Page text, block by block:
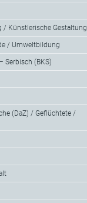
/ Künstlerische Gestaltung
/ Umweltbildung
Serbisch (BKS)
(DaZ) / Geflüchtete /